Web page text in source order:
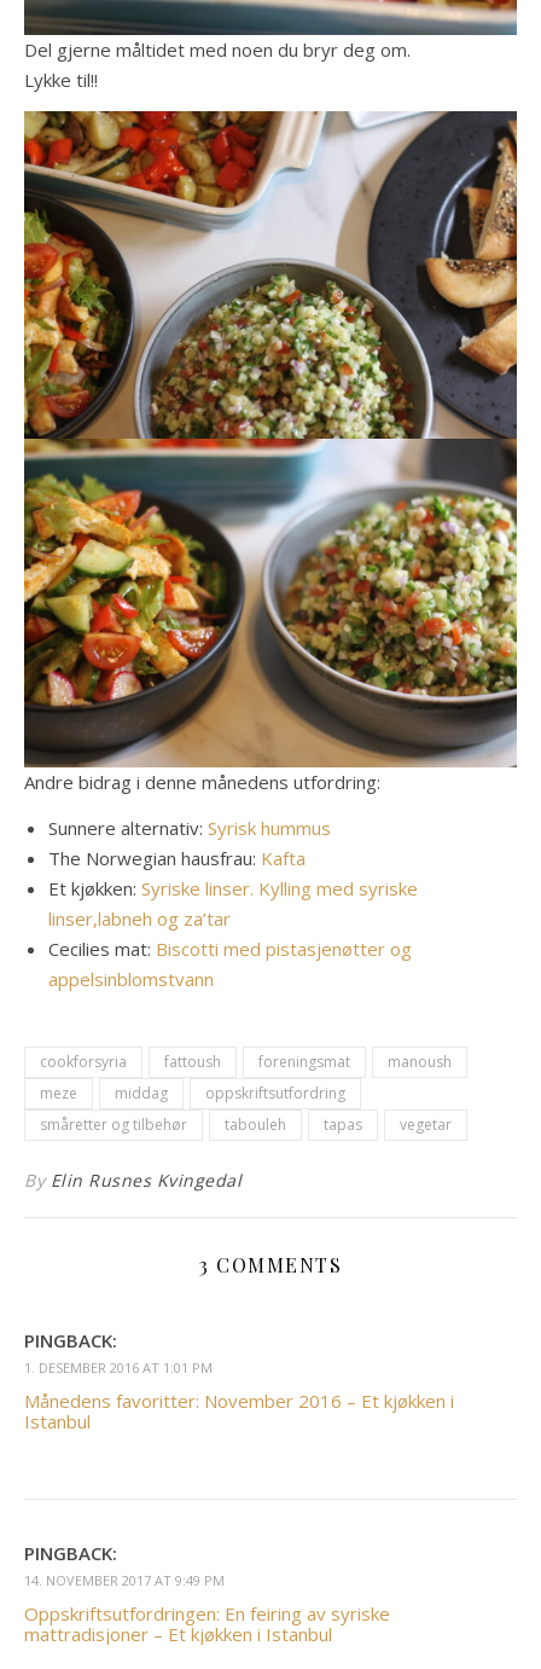
Del gjerne måltidet med noen du bryr deg om.
Lykke til!!
Andre bidrag i denne månedens utfordring:
Sunnere alternativ: Syrisk hummus
The Norwegian hausfrau: Kafta
Et kjøkken: Syriske linser. Kylling med syriske
linser,labneh og za’tar
Cecilies mat: Biscotti med pistasjenøtter og
appelsinblomstvann
cookforsyria fattoush foreningsmat
manoush
meze
middag
oppskriftsutfordring
småretter og tilbehør
tabouleh tapas vegetar
By Elin Rusnes Kvingedal
3 COMMENTS
PINGBACK:
1. DESEMBER 2016 AT 1:01 PM
Månedens favoritter: November 2016 – Et kjøkken i
Istanbul
PINGBACK:
14. NOVEMBER 2017 AT 9:49 PM
Oppskriftsutfordringen: En feiring av syriske
mattradisjoner – Et kjøkken i Istanbul